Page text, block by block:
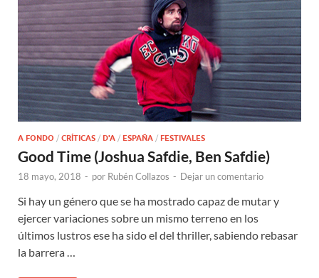
A FONDO / CRÍTICAS / D'A / ESPAÑA / FESTIVALES
Good Time (Joshua Safdie, Ben Safdie)
18 mayo, 2018 - por Rubén Collazos - Dejar un comentario
Si hay un género que se ha mostrado capaz de mutar y
ejercer variaciones sobre un mismo terreno en los
últimos lustros ese ha sido el del thriller, sabiendo rebasar
la barrera …